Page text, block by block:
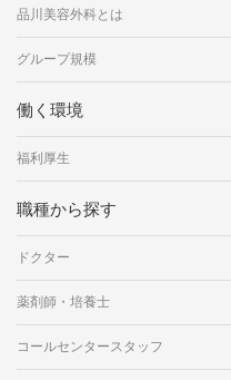
品川美容外科とは
グループ規模
働く環境
福利厚生
職種から探す
ドクター
薬剤師・培養士
コールセンタースタッフ